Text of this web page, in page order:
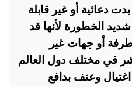
دعائية أو غير قابلة
شديد الخطورة لأنها قد
أو جهات غير
في مختلف دول العالم
وعنف بدافع